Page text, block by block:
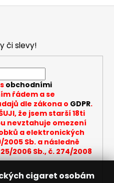
cigaret osobám
či slevy!
obchodními
řádem a se
dle zákona o GDPR.
že jsem starší 18ti
nevztahuje omezení
a elektronických
Sb. a následně
2006 Sb., č. 274/2008